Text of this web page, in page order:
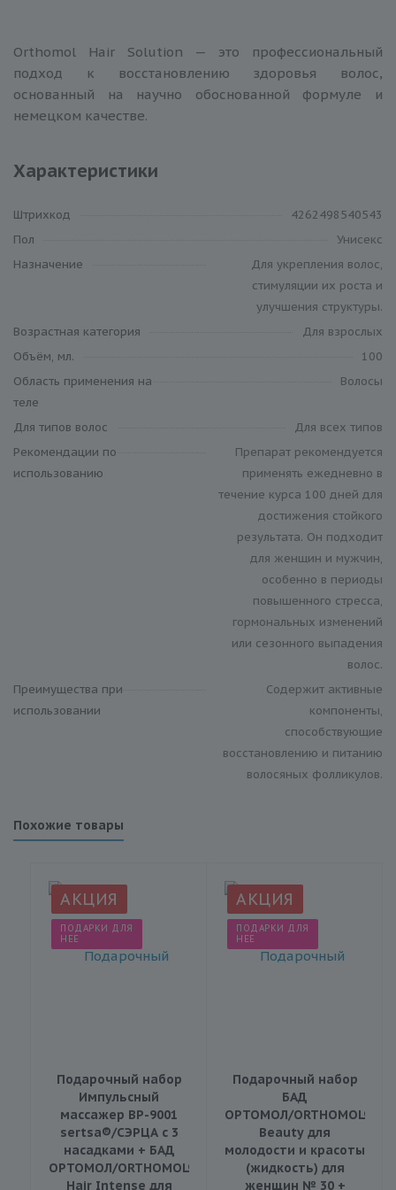
Orthomol Hair Solution — это профессиональный
подход к восстановлению здоровья волос,
основанный на научно обоснованной формуле и
немецком качестве.
Характеристики
Штрихкод
4262498540543
Пол
Унисекс
Назначение
Для укрепления волос,
стимуляции их роста и
улучшения структуры.
Возрастная категория
Для взрослых
Объём, мл.
100
Область применения на
теле
Волосы
Для типов волос
Для всех типов
Рекомендации по
использованию
Препарат рекомендуется
применять ежедневно в
течение курса 100 дней для
достижения стойкого
результата. Он подходит
для женщин и мужчин,
особенно в периоды
повышенного стресса,
гормональных изменений
или сезонного выпадения
волос.
Преимущества при
использовании
Содержит активные
компоненты,
способствующие
восстановлению и питанию
волосяных фолликулов.
Похожие товары
АКЦИЯ
ПОДАРКИ ДЛЯ
НЕЕ
Подарочный набор
Импульсный
массажер BP-9001
sertsa®/СЭРЦА с 3
насадками + БАД
ОРТОМОЛ/ORTHOMOL®
Hair Intense для
АКЦИЯ
ПОДАРКИ ДЛЯ
НЕЕ
Подарочный набор
БАД
ОРТОМОЛ/ORTHOMOL®
Beauty для
молодости и красоты
(жидкость) для
женщин № 30 +